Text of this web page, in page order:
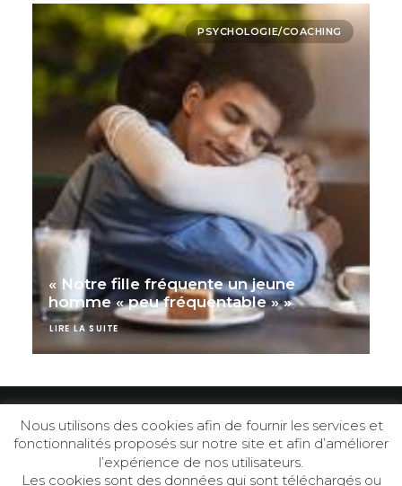
PSYCHOLOGIE/COACHING
« Notre fille fréquente un jeune
homme « peu fréquentable » »
LIRE LA SUITE
© 2026 Labriout. | Tous droits réservés.
Nous utilisons des cookies afin de fournir les services et
fonctionnalités proposés sur notre site et afin d’améliorer
l’expérience de nos utilisateurs.
Les cookies sont des données qui sont téléchargés ou